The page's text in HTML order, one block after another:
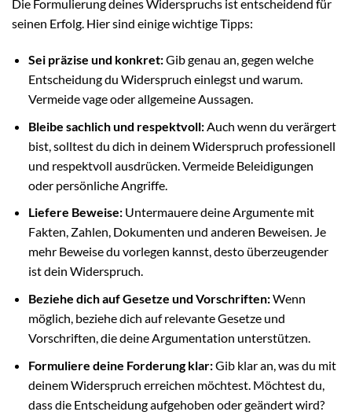
Die Formulierung deines Widerspruchs ist entscheidend für
seinen Erfolg. Hier sind einige wichtige Tipps:
Sei präzise und konkret:Gib genau an, gegen welche
Entscheidung du Widerspruch einlegst und warum.
Vermeide vage oder allgemeine Aussagen.
Bleibe sachlich und respektvoll:Auch wenn du verärgert
bist, solltest du dich in deinem Widerspruch professionell
und respektvoll ausdrücken. Vermeide Beleidigungen
oder persönliche Angriffe.
Liefere Beweise:Untermauere deine Argumente mit
Fakten, Zahlen, Dokumenten und anderen Beweisen. Je
mehr Beweise du vorlegen kannst, desto überzeugender
ist dein Widerspruch.
Beziehe dich auf Gesetze und Vorschriften:Wenn
möglich, beziehe dich auf relevante Gesetze und
Vorschriften, die deine Argumentation unterstützen.
Formuliere deine Forderung klar:Gib klar an, was du mit
deinem Widerspruch erreichen möchtest. Möchtest du,
dass die Entscheidung aufgehoben oder geändert wird?